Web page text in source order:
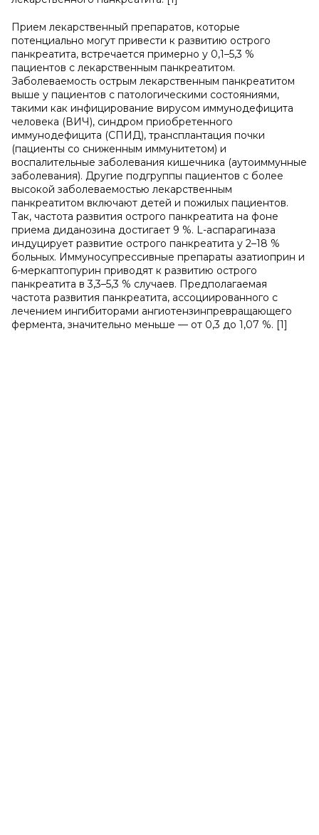
Прием лекарственный препаратов, которые
потенциально могут привести к развитию острого
панкреатита, встречается примерно у 0,1–5,3 %
пациентов с лекарственным панкреатитом.
Заболеваемость острым лекарственным панкреатитом
выше у пациентов с патологическими состояниями,
такими как инфицирование вирусом иммунодефицита
человека (ВИЧ), синдром приобретенного
иммунодефицита (СПИД), трансплантация почки
(пациенты со сниженным иммунитетом) и
воспалительные заболевания кишечника (аутоиммунные
заболевания). Другие подгруппы пациентов с более
высокой заболеваемостью лекарственным
панкреатитом включают детей и пожилых пациентов.
Так, частота развития острого панкреатита на фоне
приема диданозина достигает 9 %. L-аспарагиназа
индуцирует развитие острого панкреатита у 2–18 %
больных. Иммуносупрессивные препараты азатиоприн и
6-меркаптопурин приводят к развитию острого
панкреатита в 3,3–5,3 % случаев. Предполагаемая
частота развития панкреатита, ассоциированного с
лечением ингибиторами ангиотензинпревращающего
фермента, значительно меньше — от 0,3 до 1,07 %. [1]